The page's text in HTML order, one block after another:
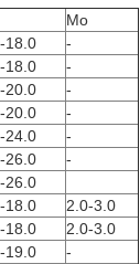
Mo
18.0
-
18.0
-
20.0
-
20.0
-
24.0
-
26.0
-
26.0
18.0
2.0-3.0
18.0
2.0-3.0
19.0
-